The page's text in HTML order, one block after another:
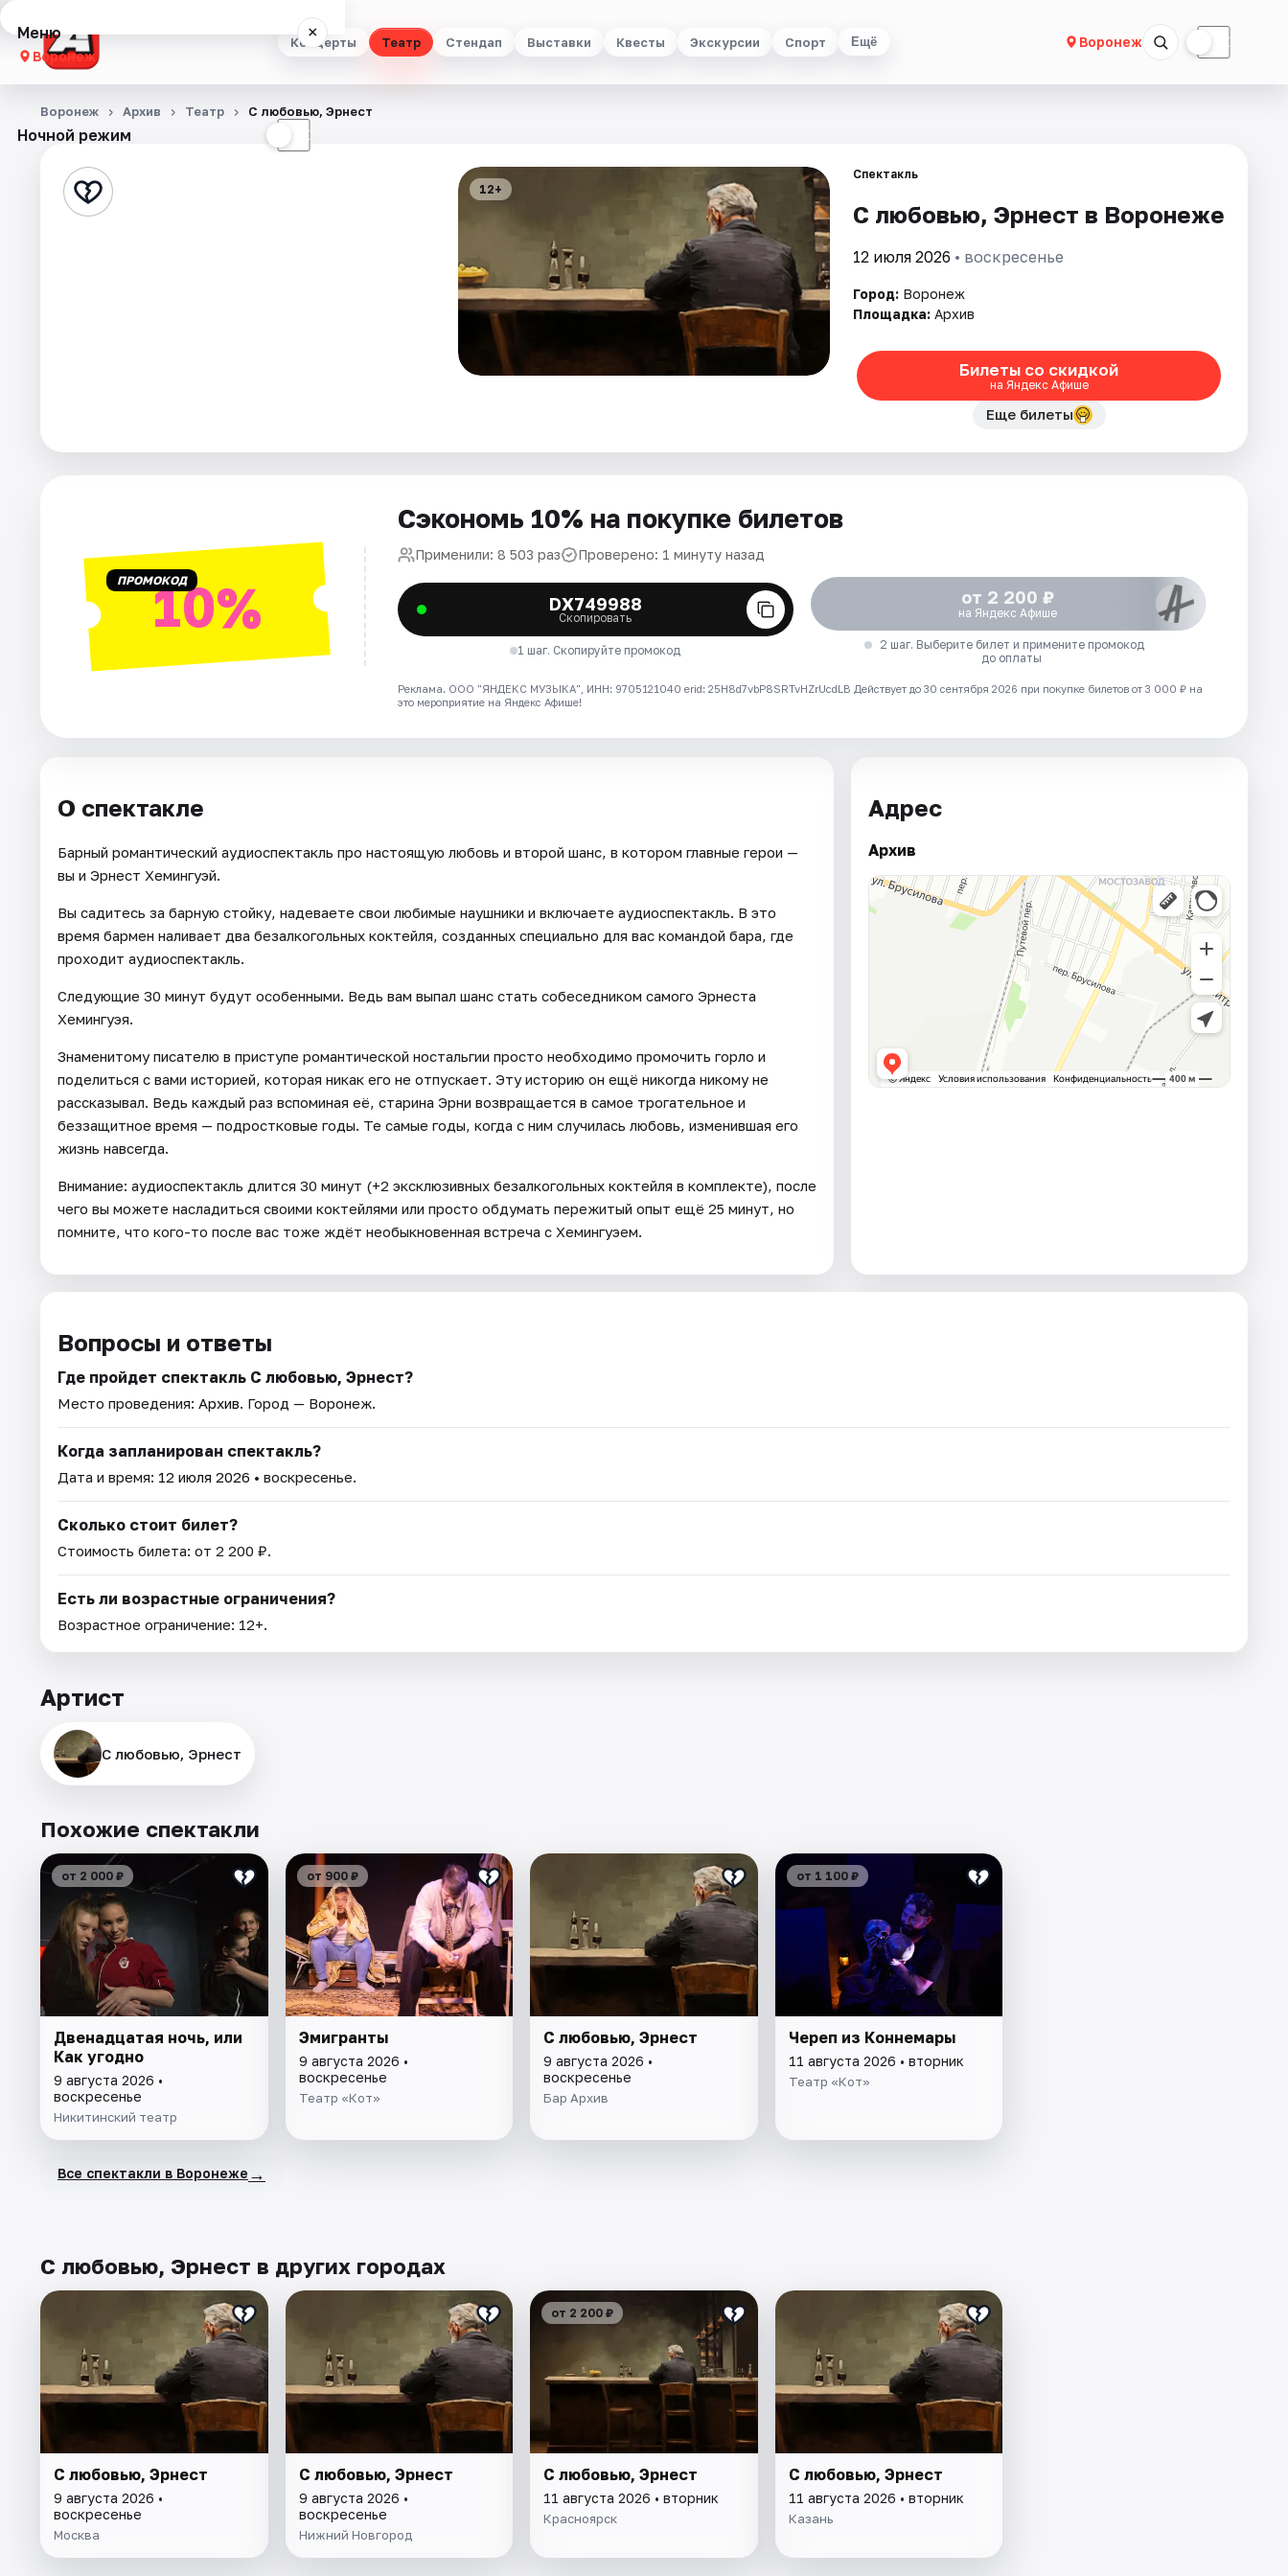
Концерты Театр Стендап Выставки Квесты Экскурсии Спорт Ещё Воронеж ☾
Меню ×
Воронеж
Концерты
Стендап
Артисты
Ночной режим ☾
Воронеж Архив Театр С любовью, Эрнест
12+
Спектакль
С любовью, Эрнест в Воронеже
12 июля 2026 • воскресенье
Город: Воронеж
Площадка: Архив
Билеты со скидкой
на Яндекс Афише
Еще билеты
ПРОМОКОД10%
Сэкономь 10% на покупке билетов
Применили: 8 503 раз Проверено: 1 минуту назад
DX749988
Скопировать
1 шаг. Скопируйте промокод
от 2 200 ₽
на Яндекс Афише
2 шаг. Выберите билет и примените промокод
до оплаты
Реклама. ООО "ЯНДЕКС МУЗЫКА", ИНН: 9705121040 erid: 25H8d7vbP8SRTvHZrUcdLB Действует до 30 сентября 2026 при покупке билетов от 3 000 ₽ на
это мероприятие на Яндекс Афише!
О спектакле
Барный романтический аудиоспектакль про настоящую любовь и второй шанс, в котором главные герои —
вы и Эрнест Хемингуэй.
Вы садитесь за барную стойку, надеваете свои любимые наушники и включаете аудиоспектакль. В это
время бармен наливает два безалкогольных коктейля, созданных специально для вас командой бара, где
проходит аудиоспектакль.
Следующие 30 минут будут особенными. Ведь вам выпал шанс стать собеседником самого Эрнеста
Хемингуэя.
Знаменитому писателю в приступе романтической ностальгии просто необходимо промочить горло и
поделиться с вами историей, которая никак его не отпускает. Эту историю он ещё никогда никому не
рассказывал. Ведь каждый раз вспоминая её, старина Эрни возвращается в самое трогательное и
беззащитное время — подростковые годы. Те самые годы, когда с ним случилась любовь, изменившая его
жизнь навсегда.
Внимание: аудиоспектакль длится 30 минут (+2 эксклюзивных безалкогольных коктейля в комплекте), после
чего вы можете насладиться своими коктейлями или просто обдумать пережитый опыт ещё 25 минут, но
помните, что кого-то после вас тоже ждёт необыкновенная встреча с Хемингуэем.
Адрес
Архив
Вопросы и ответы
Где пройдет спектакль С любовью, Эрнест?
Место проведения: Архив. Город — Воронеж.
Когда запланирован спектакль?
Дата и время: 12 июля 2026 • воскресенье.
Сколько стоит билет?
Стоимость билета: от 2 200 ₽.
Есть ли возрастные ограничения?
Возрастное ограничение: 12+.
Артист
С любовью, Эрнест
Похожие спектакли
от 2 000 ₽
Двенадцатая ночь, или
Как угодно
9 августа 2026 •
воскресенье
Никитинский театр
от 900 ₽
Эмигранты
9 августа 2026 •
воскресенье
Театр «Кот»
С любовью, Эрнест
9 августа 2026 •
воскресенье
Бар Архив
от 1 100 ₽
Череп из Коннемары
11 августа 2026 • вторник
Театр «Кот»
Все спектакли в Воронеже →
С любовью, Эрнест в других городах
С любовью, Эрнест
9 августа 2026 •
воскресенье
Москва
С любовью, Эрнест
9 августа 2026 •
воскресенье
Нижний Новгород
от 2 200 ₽
С любовью, Эрнест
11 августа 2026 • вторник
Красноярск
С любовью, Эрнест
11 августа 2026 • вторник
Казань